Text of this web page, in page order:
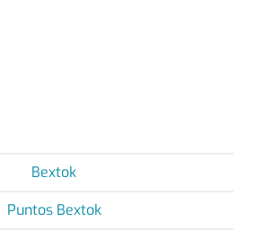
Bextok
Puntos Bextok